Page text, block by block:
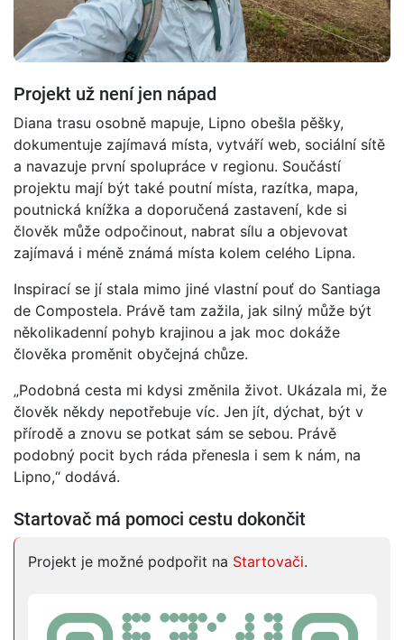
Projekt už není jen nápad
Diana trasu osobně mapuje, Lipno obešla pěšky,
dokumentuje zajímavá místa, vytváří web, sociální sítě
a navazuje první spolupráce v regionu. Součástí
projektu mají být také poutní místa, razítka, mapa,
poutnická knížka a doporučená zastavení, kde si
člověk může odpočinout, nabrat sílu a objevovat
zajímavá i méně známá místa kolem celého Lipna.
Inspirací se jí stala mimo jiné vlastní pouť do Santiaga
de Compostela. Právě tam zažila, jak silný může být
několikadenní pohyb krajinou a jak moc dokáže
člověka proměnit obyčejná chůze.
„Podobná cesta mi kdysi změnila život. Ukázala mi, že
člověk někdy nepotřebuje víc. Jen jít, dýchat, být v
přírodě a znovu se potkat sám se sebou. Právě
podobný pocit bych ráda přenesla i sem k nám, na
Lipno,“ dodává.
Startovač má pomoci cestu dokončit
Projekt je možné podpořit na Startovači.